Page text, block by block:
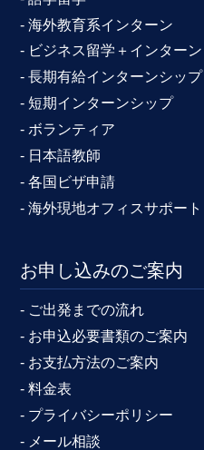
- 海外教育系インターン
- ビジネス留学＋インターン
- 長期有給インターンシップ
- 短期インターンシップ
- ボランティア
- 日本語教師
- 各国ビザ申請
- 海外現地オフィスサポート
お申し込みのご案内
- ご出発までの流れ
- お申込必要書類のご案内
- お支払方法のご案内
- 料金表
- プライバシーポリシー
- メール相談